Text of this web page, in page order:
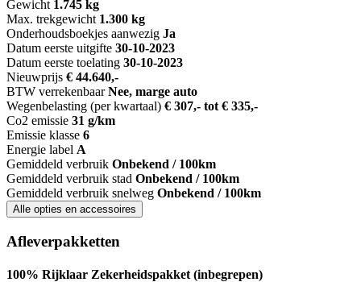
Gewicht 1.745 kg
Max. trekgewicht 1.300 kg
Onderhoudsboekjes aanwezig Ja
Datum eerste uitgifte 30-10-2023
Datum eerste toelating 30-10-2023
Nieuwprijs € 44.640,-
BTW verrekenbaar Nee, marge auto
Wegenbelasting (per kwartaal) € 307,- tot € 335,-
Co2 emissie 31 g/km
Emissie klasse 6
Energie label A
Gemiddeld verbruik Onbekend / 100km
Gemiddeld verbruik stad Onbekend / 100km
Gemiddeld verbruik snelweg Onbekend / 100km
Alle opties en accessoires
Afleverpakketten
100% Rijklaar Zekerheidspakket (inbegrepen)